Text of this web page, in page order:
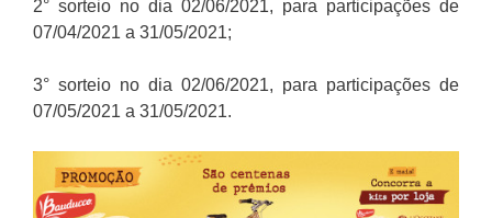
2° sorteio no dia 02/06/2021, para participações de
07/04/2021 a 31/05/2021;
3° sorteio no dia 02/06/2021, para participações de
07/05/2021 a 31/05/2021.